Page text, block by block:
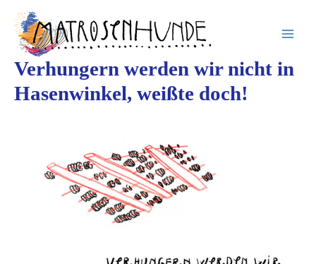
springen
Inhalt
springen
Verhungern werden wir nicht in
Hasenwinkel, weißte doch!